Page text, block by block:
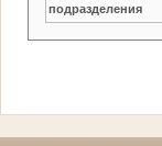
подразделения